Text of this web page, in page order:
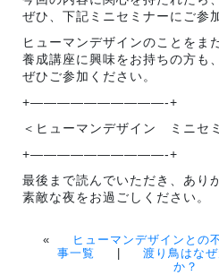
ぜひ、下記ミニセミナーにご参
ヒューマンデザインのことをま
養成講座に興味をお持ちの方も、
ぜひご参加ください。
+——————————-+
＜ヒューマンデザイン ミニセ
+——————————-+
最後まで読んでいただき、あり
素敵な夜をお過ごしください。
« ヒューマンデザインとの
事一覧
渡り鳥はな
か？